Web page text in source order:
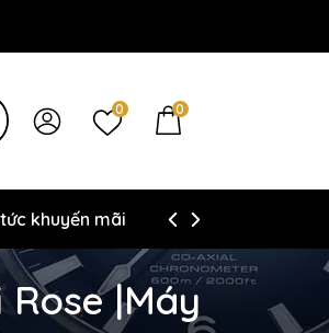
0 0
khuyến mãi Thông tin liên hệ
|Máy